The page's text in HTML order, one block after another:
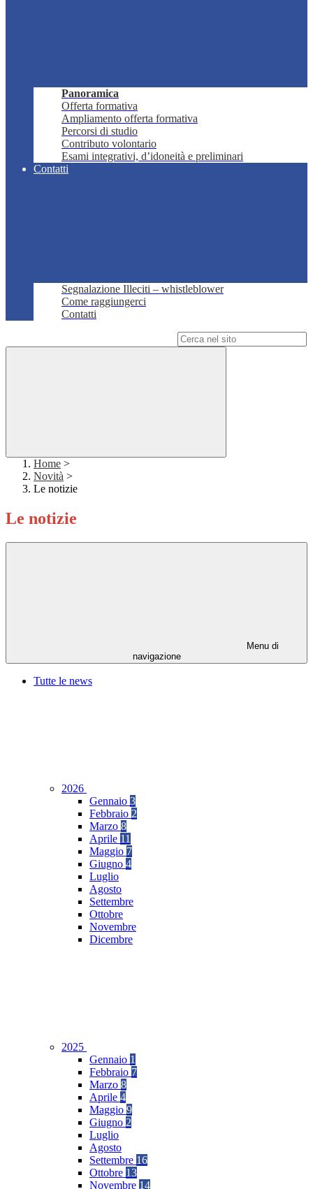
Panoramica
Offerta formativa
Ampliamento offerta formativa
Percorsi di studio
Contributo volontario
Esami integrativi, d’idoneità e preliminari
Contatti
Segnalazione Illeciti – whistleblower
Come raggiungerci
Contatti
Home >
Novità >
Le notizie
Le notizie
Menu di
navigazione
Tutte le news
2026
Gennaio 3
Febbraio 2
Marzo 8
Aprile 11
Maggio 7
Giugno 4
Luglio
Agosto
Settembre
Ottobre
Novembre
Dicembre
2025
Gennaio 1
Febbraio 7
Marzo 8
Aprile 4
Maggio 9
Giugno 2
Luglio
Agosto
Settembre 16
Ottobre 13
Novembre 14